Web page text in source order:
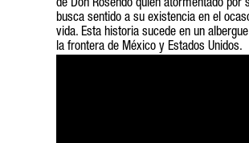
de Don Rosendo quien atormentado por
busca sentido a su existencia en el
vida. Esta historia sucede en un
la frontera de México y Estados Unidos.